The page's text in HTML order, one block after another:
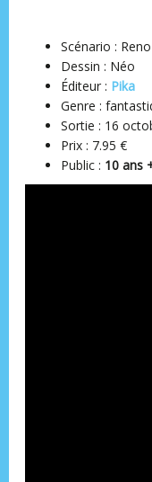
Scénario :
Dessin : Néo
Éditeur ‏: Pika
Genre :
Sortie : 16
Prix : 7.95 €
Public : 10 ans